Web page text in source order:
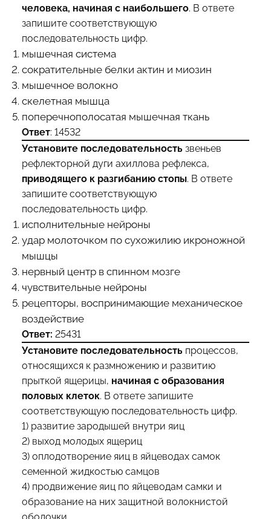
человека, начиная с наибольшего. В ответе
запишите соответствующую
последовательность цифр.
мышечная система
сократительные белки актин и миозин
мышечное волокно
скелетная мышца
поперечнополосатая мышечная ткань
Ответ: 14532
Установите последовательность звеньев
рефлекторной дуги ахиллова рефлекса,
приводящего к разгибанию стопы. В ответе
запишите соответствующую
последовательность цифр.
исполнительные нейроны
удар молоточком по сухожилию икроножной
мышцы
нервный центр в спинном мозге
чувствительные нейроны
рецепторы, воспринимающие механическое
воздействие
Ответ: 25431
Установите последовательность процессов,
относящихся к размножению и развитию
прыткой ящерицы, начиная с образования
половых клеток. В ответе запишите
соответствующую последовательность цифр.
1) развитие зародышей внутри яиц
2) выход молодых ящериц
3) оплодотворение яиц в яйцеводах самок
семенной жидкостью самцов
4) продвижение яиц по яйцеводам самки и
образование на них защитной волокнистой